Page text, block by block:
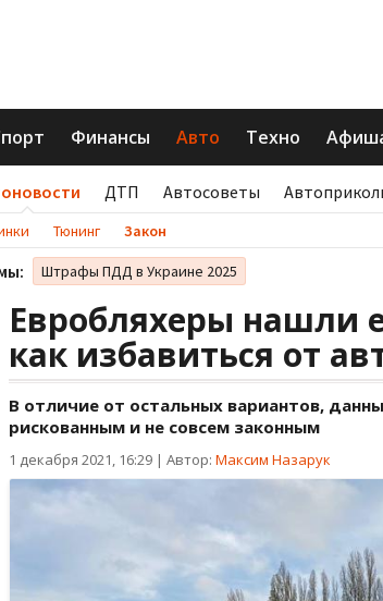
Финансы Авто Техно
ДТП Автосоветы
Тюнинг Закон
Штрафы ПДД в Украине 2025
Евробляхеры нашли
как избавиться от
В отличие от остальных вариантов,
рискованным и не совсем законным
1 декабря 2021, 16:29 | Автор: Максим Назарук